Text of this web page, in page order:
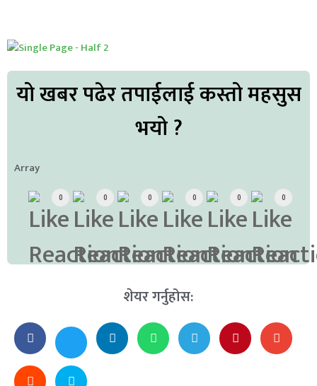
यो खबर पढेर तपाईलाई कस्तो महसुस
भयो ?
Array
0 0 0 0 0 0
शेयर गर्नुहोस: